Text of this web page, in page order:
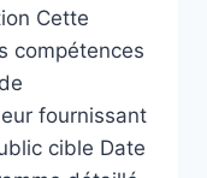
Cette
compétences
fournissant
cible Date